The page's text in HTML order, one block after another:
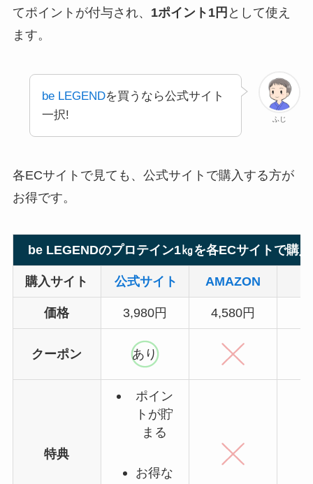
てポイントが付与され、 1ポイント1円 として使え
ます。
ふじ
be LEGENDを買うなら公式サイト
一択!
各ECサイトで見ても、公式サイトで購入する方が
お得です。
be LEGENDのプロテイン1㎏を各ECサイトで購
購入サイト 公式サイト AMAZON
価格 3,980円 4,580円
クーポン あり
特典
ポイン
トが貯
まる
お得な